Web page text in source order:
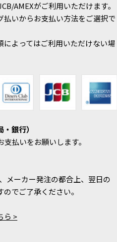
AMEXがご利用いただけます。
払いからお支払い方法をご選択で
よってはご利用いただけない場
銀行）
払いをお願いします。
メーカー発注の都合上、翌日の
でご了承ください。
ら >